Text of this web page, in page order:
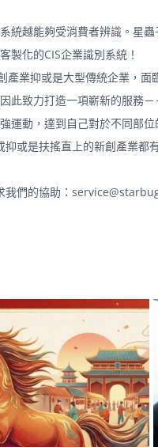
越能夠受消費者辨識。星
製化的CIS企業識別系統！
業抑或是大型傳統企業，
致力打造一項嶄新的服務－
動，達到自己對於不同部
或是扶搖直上的新創產業都
我們的協助：